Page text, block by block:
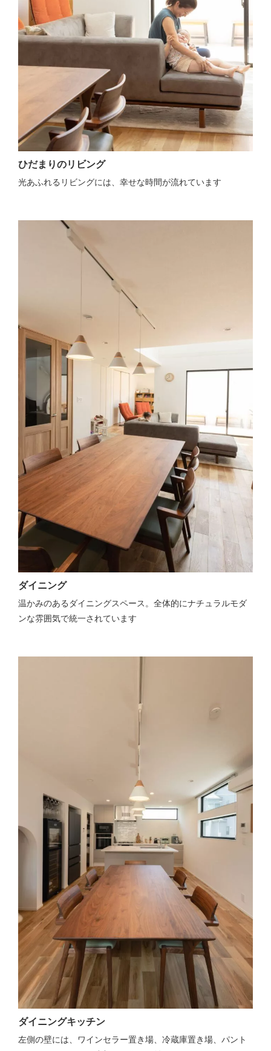
ひだまりのリビング
光あふれるリビングには、幸せな時間が流れています
ダイニング
温かみのあるダイニングスペース。全体的にナチュラルモダ
ンな雰囲気で統一されています
ダイニングキッチン
左側の壁には、ワインセラー置き場、冷蔵庫置き場、パント